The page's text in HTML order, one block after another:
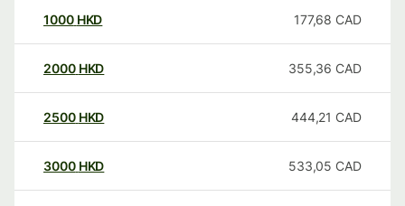
1000 HKD 177,68 CAD
2000 HKD 355,36 CAD
2500 HKD 444,21 CAD
3000 HKD 533,05 CAD